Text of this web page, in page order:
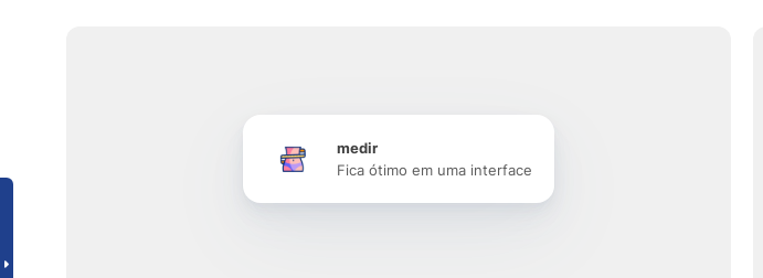
medir
Fica ótimo em uma interface